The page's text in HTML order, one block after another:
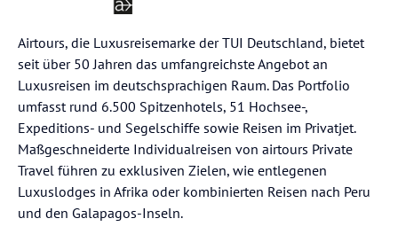
Airtours, die Luxusreisemarke der TUI Deutschland, bietet
seit über 50 Jahren das umfangreichste Angebot an
Luxusreisen im deutschsprachigen Raum. Das Portfolio
umfasst rund 6.500 Spitzenhotels, 51 Hochsee-,
Expeditions- und Segelschiffe sowie Reisen im Privatjet.
Maßgeschneiderte Individualreisen von airtours Private
Travel führen zu exklusiven Zielen, wie entlegenen
Luxuslodges in Afrika oder kombinierten Reisen nach Peru
und den Galapagos-Inseln.